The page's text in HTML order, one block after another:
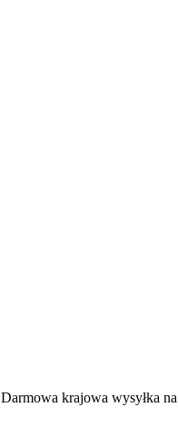
Darmowa krajowa wysyłka